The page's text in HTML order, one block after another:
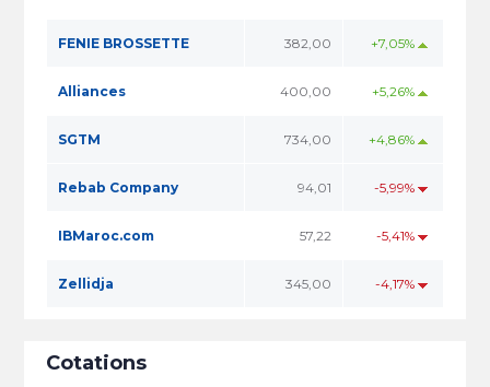
FENIE BROSSETTE 382,00 +7,05%
Alliances 400,00 +5,26%
SGTM 734,00 +4,86%
Rebab Company 94,01 -5,99%
IBMaroc.com 57,22 -5,41%
Zellidja 345,00 -4,17%
Cotations